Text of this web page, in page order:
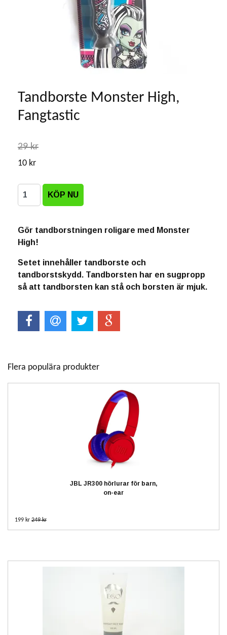
Tandborste Monster High,
Fangtastic
29 kr
10 kr
Gör tandborstningen roligare med Monster
High!
Setet innehåller tandborste och
tandborstskydd. Tandborsten har en sugpropp
så att tandborsten kan stå och borsten är mjuk.
Flera populära produkter
JBL JR300 hörlurar för barn,
on-ear
199 kr 249 kr